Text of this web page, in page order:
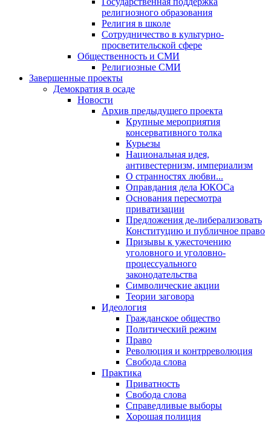
религиозного образования
Религия в школе
Сотрудничество в культурно-
просветительской сфере
Общественность и СМИ
Религиозные СМИ
Завершенные проекты
Демократия в осаде
Новости
Архив предыдущего проекта
Крупные мероприятия
консервативного толка
Курьезы
Национальная идея,
антивестернизм, империализм
О странностях любви...
Оправдания дела ЮКОСа
Основания пересмотра
приватизации
Предложения де-либерализовать
Конституцию и публичное право
Призывы к ужесточению
уголовного и уголовно-
процессуального
законодательства
Символические акции
Теории заговора
Идеология
Гражданское общество
Политический режим
Право
Революция и контрреволюция
Свобода слова
Практика
Приватность
Свобода слова
Справедливые выборы
Хорошая полиция